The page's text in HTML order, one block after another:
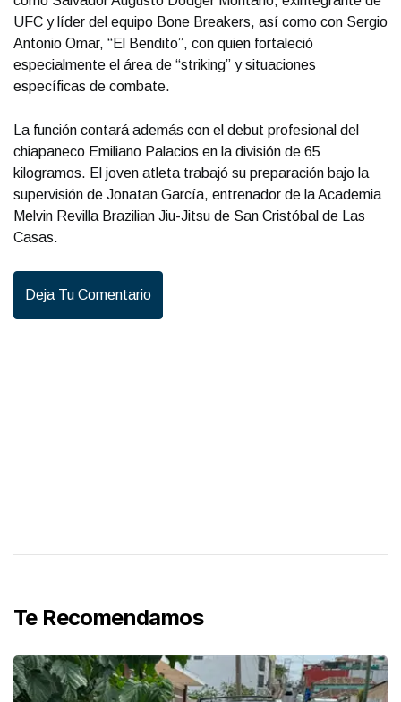
UFC y líder del equipo Bone Breakers, así como con Sergio
Antonio Omar, “El Bendito”, con quien fortaleció
especialmente el área de “striking” y situaciones
específicas de combate.
La función contará además con el debut profesional del
chiapaneco Emiliano Palacios en la división de 65
kilogramos. El joven atleta trabajó su preparación bajo la
supervisión de Jonatan García, entrenador de la Academia
Melvin Revilla Brazilian Jiu-Jitsu de San Cristóbal de Las
Casas.
Deja Tu Comentario
Te Recomendamos